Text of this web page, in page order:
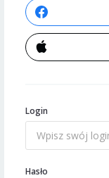
Login
Hasło